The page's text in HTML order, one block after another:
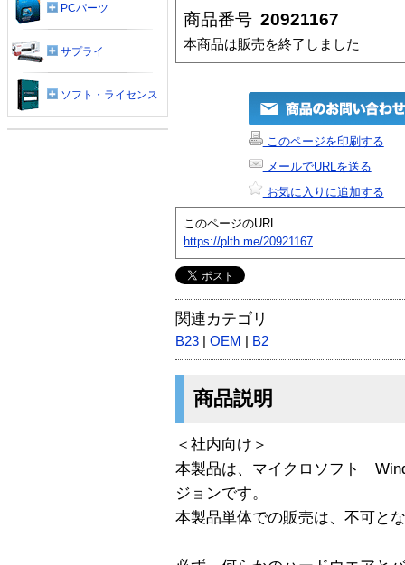
商品番号 20921167
本商品は販売を終了しました
このページを印刷する
メールでURLを送る
お気に入りに追加する
このページのURL
https://plth.me/20921167
関連カテゴリ
B23 OEM B2
商品説明
＜社内向け＞
本製品は、マイクロソフト
ジョンです。
本製品単体での販売は、不可と
PCパーツ
サプライ
ソフト・ライセンス